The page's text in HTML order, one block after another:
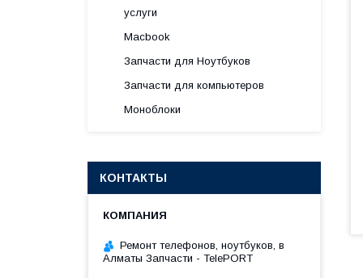
услуги
Macbook
Запчасти для Ноутбуков
Запчасти для компьютеров
Моноблоки
КОНТАКТЫ
Ремонт телефонов, ноутбуков, в
Алматы Запчасти - TelePORT